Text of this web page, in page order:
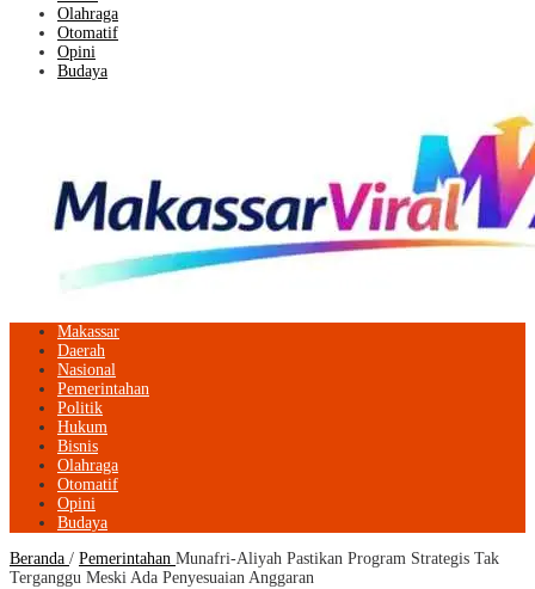
Olahraga
Otomatif
Opini
Budaya
Makassar
Daerah
Nasional
Pemerintahan
Politik
Hukum
Bisnis
Olahraga
Otomatif
Opini
Budaya
Beranda / Pemerintahan Munafri-Aliyah Pastikan Program Strategis Tak
Terganggu Meski Ada Penyesuaian Anggaran